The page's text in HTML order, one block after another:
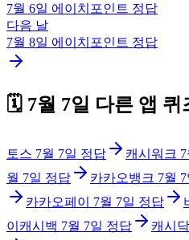
7월 6일 에이치포인트 정답
다음 날
7월 8일 에이치포인트 정답
🗓️ 7월 7일 다른 앱 퀴
토스 7월 7일 정답 캐시워크
월 7일 정답 카카오뱅크 7월 7
카카오페이
7월 7일 정답
이캐시백 7월 7일 정답 캐시